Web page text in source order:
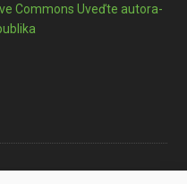
Commons Uveďte autora-